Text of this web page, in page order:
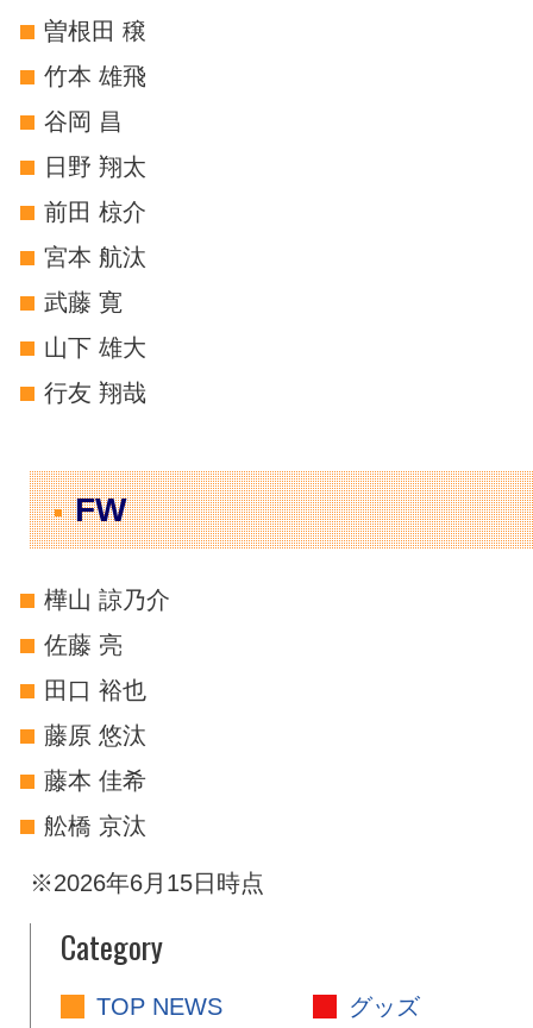
曽根田 穣
竹本 雄飛
谷岡 昌
日野 翔太
前田 椋介
宮本 航汰
武藤 寛
山下 雄大
行友 翔哉
FW
樺山 諒乃介
佐藤 亮
田口 裕也
藤原 悠汰
藤本 佳希
舩橋 京汰
※2026年6月15日時点
Category
TOP NEWS グッズ